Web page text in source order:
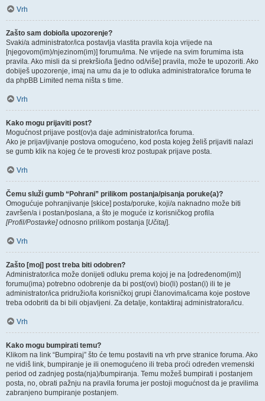
Vrh
Zašto sam dobio/la upozorenje?
Svaki/a administrator/ica postavlja vlastita pravila koja vrijede na
[njegovom(im)/njezinom(im)] forumu/ima. Ne vrijede na svim forumima ista
pravila. Ako misli da si prekršio/la [jedno od/više] pravila, može te upozoriti. Ako
dobiješ upozorenje, imaj na umu da je to odluka administratora/ice foruma te
da phpBB Limited nema ništa s time.
Vrh
Kako mogu prijaviti post?
Mogućnost prijave post(ov)a daje administrator/ica foruma.
Ako je prijavljivanje postova omogućeno, kod posta kojeg želiš prijaviti nalazi
se gumb klik na kojeg će te provesti kroz postupak prijave posta.
Vrh
Čemu služi gumb “Pohrani” prilikom postanja/pisanja poruke(a)?
Omogućuje pohranjivanje [skice] posta/poruke, koji/a naknadno može biti
završen/a i postan/poslana, a što je moguće iz korisničkog profila
[Profil/Postavke]odnosno prilikom postanja [Učitaj].
Vrh
Zašto [moj] post treba biti odobren?
Administrator/ica može donijeti odluku prema kojoj je na [određenom(im)]
forumu(ima) potrebno odobrenje da bi post(ovi) bio(li) postan(i) ili te je
administrator/ica pridružio/la korisničkoj grupi članovima/icama koje postove
treba odobriti da bi bili objavljeni. Za detalje, kontaktiraj administratora/icu.
Vrh
Kako mogu bumpirati temu?
Klikom na link “Bumpiraj” što će temu postaviti na vrh prve stranice foruma. Ako
ne vidiš link, bumpiranje je ili onemogućeno ili treba proći određen vremenski
period od zadnjeg posta(nja)/bumpiranja. Temu možeš bumpirati i postanjem
posta, no, obrati pažnju na pravila foruma jer postoji mogućnost da je pravilima
zabranjeno bumpiranje postanjem.